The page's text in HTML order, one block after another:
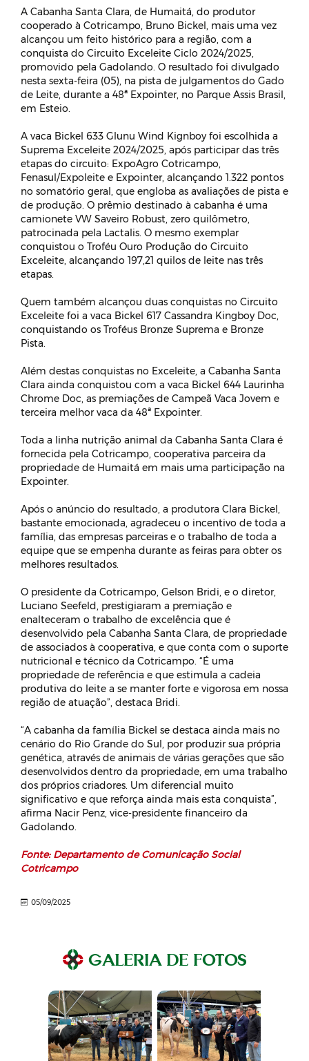
A Cabanha Santa Clara, de Humaitá, do produtor
cooperado à Cotricampo, Bruno Bickel, mais uma vez
alcançou um feito histórico para a região, com a
conquista do Circuito Exceleite Ciclo 2024/2025,
promovido pela Gadolando. O resultado foi divulgado
nesta sexta-feira (05), na pista de julgamentos do Gado
de Leite, durante a 48ª Expointer, no Parque Assis Brasil,
em Esteio.
A vaca Bickel 633 Glunu Wind Kignboy foi escolhida a
Suprema Exceleite 2024/2025, após participar das três
etapas do circuito: ExpoAgro Cotricampo,
Fenasul/Expoleite e Expointer, alcançando 1.322 pontos
no somatório geral, que engloba as avaliações de pista e
de produção. O prêmio destinado à cabanha é uma
camionete VW Saveiro Robust, zero quilômetro,
patrocinada pela Lactalis. O mesmo exemplar
conquistou o Troféu Ouro Produção do Circuito
Exceleite, alcançando 197,21 quilos de leite nas três
etapas.
Quem também alcançou duas conquistas no Circuito
Exceleite foi a vaca Bickel 617 Cassandra Kingboy Doc,
conquistando os Troféus Bronze Suprema e Bronze
Pista.
Além destas conquistas no Exceleite, a Cabanha Santa
Clara ainda conquistou com a vaca Bickel 644 Laurinha
Chrome Doc, as premiações de Campeã Vaca Jovem e
terceira melhor vaca da 48ª Expointer.
Toda a linha nutrição animal da Cabanha Santa Clara é
fornecida pela Cotricampo, cooperativa parceira da
propriedade de Humaitá em mais uma participação na
Expointer.
Após o anúncio do resultado, a produtora Clara Bickel,
bastante emocionada, agradeceu o incentivo de toda a
família, das empresas parceiras e o trabalho de toda a
equipe que se empenha durante as feiras para obter os
melhores resultados.
O presidente da Cotricampo, Gelson Bridi, e o diretor,
Luciano Seefeld, prestigiaram a premiação e
enalteceram o trabalho de excelência que é
desenvolvido pela Cabanha Santa Clara, de propriedade
de associados à cooperativa, e que conta com o suporte
nutricional e técnico da Cotricampo. “É uma
propriedade de referência e que estimula a cadeia
produtiva do leite a se manter forte e vigorosa em nossa
região de atuação”, destaca Bridi.
“A cabanha da família Bickel se destaca ainda mais no
cenário do Rio Grande do Sul, por produzir sua própria
genética, através de animais de várias gerações que são
desenvolvidos dentro da propriedade, em uma trabalho
dos próprios criadores. Um diferencial muito
significativo e que reforça ainda mais esta conquista”,
afirma Nacir Penz, vice-presidente financeiro da
Gadolando.
Fonte: Departamento de Comunicação Social
Cotricampo
05/09/2025
GALERIA DE FOTOS